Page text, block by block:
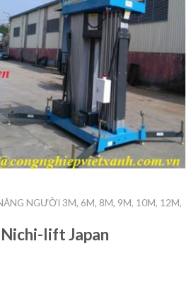
NGƯỜI 3M, 6M, 8M, 9M, 10M, 12M,
lift Japan